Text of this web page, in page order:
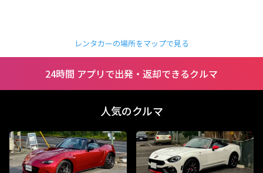
レンタカーの場所をマップで見る
24時間 アプリで出発・返却できるクルマ
人気のクルマ